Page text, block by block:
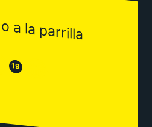
a la parrilla
😒 19 😂